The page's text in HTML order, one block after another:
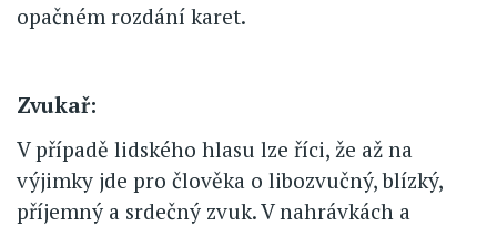
opačném rozdání karet.
Zvukař:
V případě lidského hlasu lze říci, že až na
výjimky jde pro člověka o libozvučný, blízký,
příjemný a srdečný zvuk. V nahrávkách a